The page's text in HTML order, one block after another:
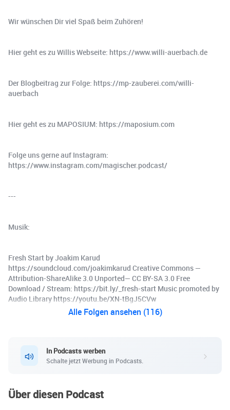
Wir wünschen Dir viel Spaß beim Zuhören!
Hier geht es zu Willis Webseite: https://www.willi-auerbach.de
Der Blogbeitrag zur Folge: https://mp-zauberei.com/willi-
auerbach
Hier geht es zu MAPOSIUM: https://maposium.com
Folge uns gerne auf Instagram:
https://www.instagram.com/magischer.podcast/
---
Musik:
Fresh Start by Joakim Karud
https://soundcloud.com/joakimkarud Creative Commons —
Attribution-ShareAlike 3.0 Unported— CC BY-SA 3.0 Free
Download / Stream: https://bit.ly/_fresh-start Music promoted by
Audio Library https://youtu.be/XN-tBgJ5CVw
Alle Folgen ansehen (116)
In Podcasts werben
Schalte jetzt Werbung in Podcasts.
Über diesen Podcast